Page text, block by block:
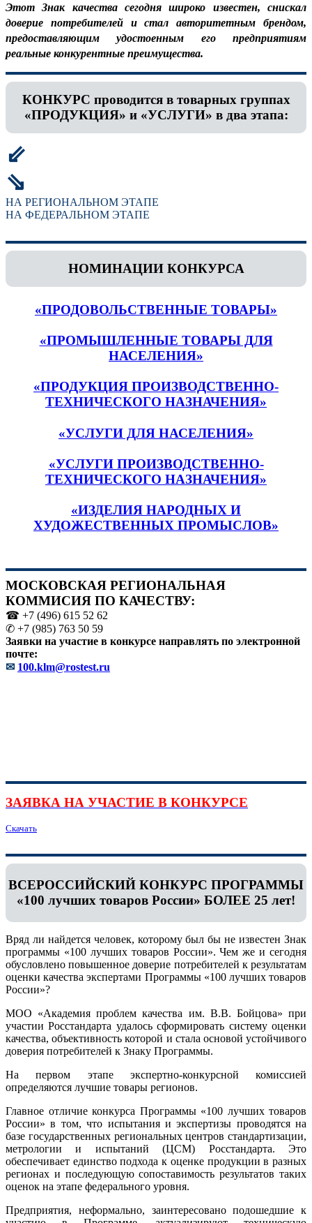
Этот Знак качества сегодня широко известен, снискал
доверие потребителей и стал авторитетным брендом,
предоставляющим удостоенным его предприятиям
реальные конкурентные преимущества.
КОНКУРС проводится в товарных группах
«ПРОДУКЦИЯ» и «УСЛУГИ» в два этапа:
⇙
⇘
НА РЕГИОНАЛЬНОМ ЭТАПЕ
НА ФЕДЕРАЛЬНОМ ЭТАПЕ
НОМИНАЦИИ КОНКУРСА
«ПРОДОВОЛЬСТВЕННЫЕ ТОВАРЫ»
«ПРОМЫШЛЕННЫЕ ТОВАРЫ ДЛЯ
НАСЕЛЕНИЯ»
«ПРОДУКЦИЯ ПРОИЗВОДСТВЕННО-
ТЕХНИЧЕСКОГО НАЗНАЧЕНИЯ»
«УСЛУГИ ДЛЯ НАСЕЛЕНИЯ»
«УСЛУГИ ПРОИЗВОДСТВЕННО-
ТЕХНИЧЕСКОГО НАЗНАЧЕНИЯ»
«ИЗДЕЛИЯ НАРОДНЫХ И
ХУДОЖЕСТВЕННЫХ ПРОМЫСЛОВ»
МОСКОВСКАЯ РЕГИОНАЛЬНАЯ
КОММИСИЯ ПО КАЧЕСТВУ:
☎ +7 (496) 615 52 62
✆ +7 (985) 763 50 59
Заявки на участие в конкурсе направлять по электронной
почте:
✉ 100.klm@rostest.ru
ЗАЯВКА НА УЧАСТИЕ В КОНКУРСЕ
Скачать
ВСЕРОССИЙСКИЙ КОНКУРС ПРОГРАММЫ
«100 лучших товаров России» БОЛЕЕ 25 лет!
Вряд ли найдется человек, которому был бы не известен Знак
программы «100 лучших товаров России». Чем же и сегодня
обусловлено повышенное доверие потребителей к результатам
оценки качества экспертами Программы «100 лучших товаров
России»?
МОО «Академия проблем качества им. В.В. Бойцова» при
участии Росстандарта удалось сформировать систему оценки
качества, объективность которой и стала основой устойчивого
доверия потребителей к Знаку Программы.
На первом этапе экспертно-конкурсной комиссией
определяются лучшие товары регионов.
Главное отличие конкурса Программы «100 лучших товаров
России» в том, что испытания и экспертизы проводятся на
базе государственных региональных центров стандартизации,
метрологии и испытаний (ЦCM) Росстандарта. Это
обеспечивает единство подхода к оценке продукции в разных
регионах и последующую сопоставимость результатов таких
оценок на этапе федерального уровня.
Предприятия, неформально, заинтересовано подошедшие к